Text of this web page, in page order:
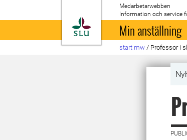
Till startsida
Medarbetarwebben
Information och service
Min anställning
start mw / Professor i